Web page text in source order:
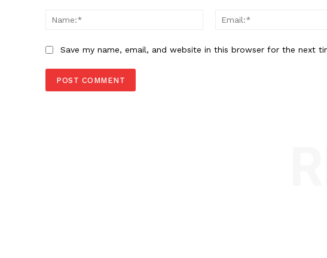
Name:*
Save my name, email, and website in this browser for the next